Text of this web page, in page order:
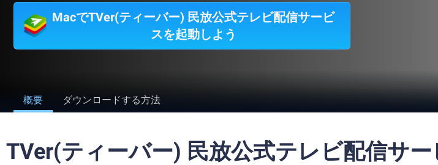
MacでTVer(ティーバー) 民放公式テレビ配信サービ
スを起動しよう
概要 ダウンロードする方法
TVer(ティーバー) 民放公式テレビ配信サ